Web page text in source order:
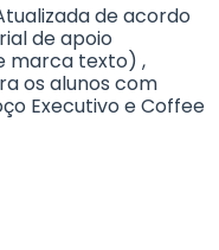
de acordo
de apoio
marca texto) ,
os alunos com
Executivo e Coffee